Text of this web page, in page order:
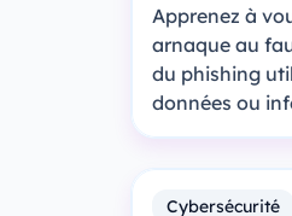
Apprenez à
arnaque au
du phishing
données ou
Cybersécurité